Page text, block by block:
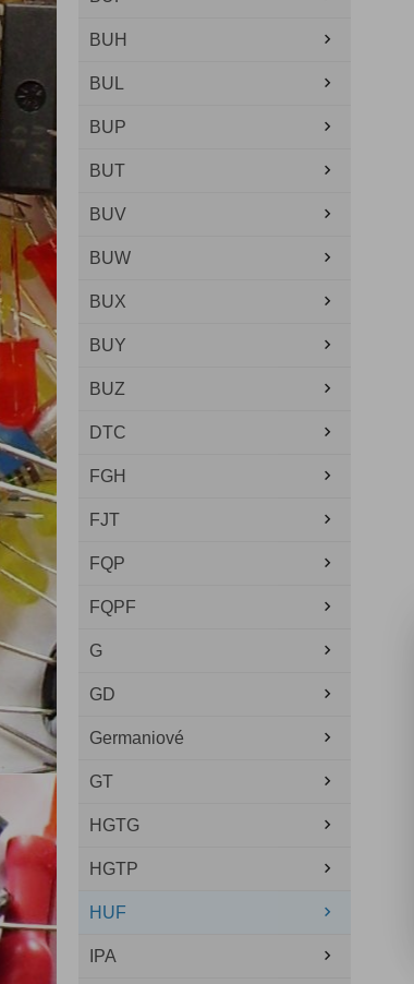
BUH
BUL
BUP
BUT
BUV
BUW
BUX
BUY
BUZ
DTC
FGH
FJT
FQP
FQPF
G
GD
Germaniové
GT
HGTG
HGTP
HUF
IPA